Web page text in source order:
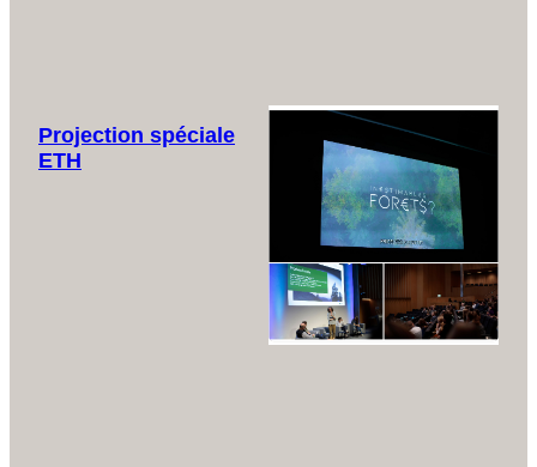
Projection spéciale
ETH